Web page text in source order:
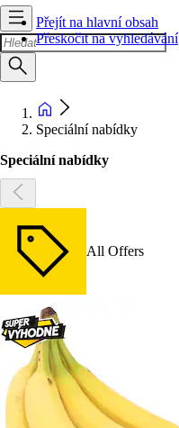
Přejít na hlavní obsah
Přeskočit na vyhledávání
Speciální nabídky
Speciální nabídky
All Offers